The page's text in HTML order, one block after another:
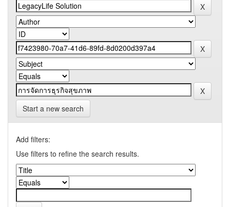
Start a new search
Add filters:
Use filters to refine the search results.